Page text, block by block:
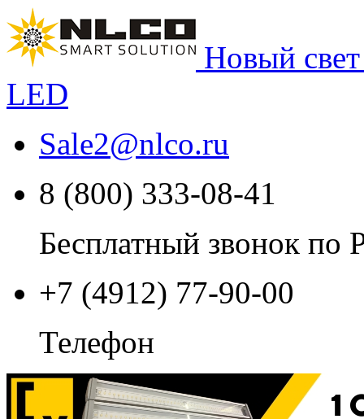
Новый
LED
Sale2@nlco.ru
8 (800) 333-08-41
Бесплатный звонок по
+7 (4912) 77-90-00
Телефон